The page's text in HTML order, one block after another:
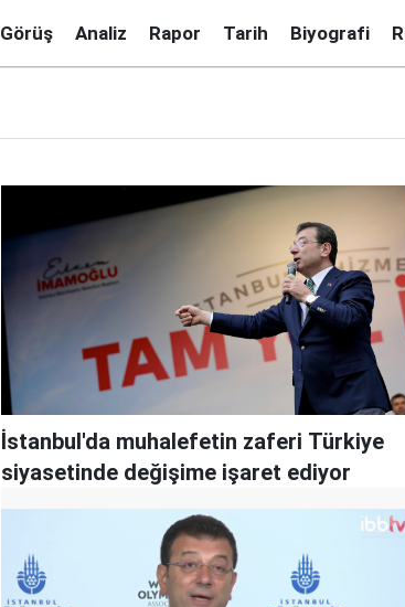
Görüş Analiz Rapor Tarih Biyografi
İstanbul'da muhalefetin zaferi Türkiye
siyasetinde değişime işaret ediyor